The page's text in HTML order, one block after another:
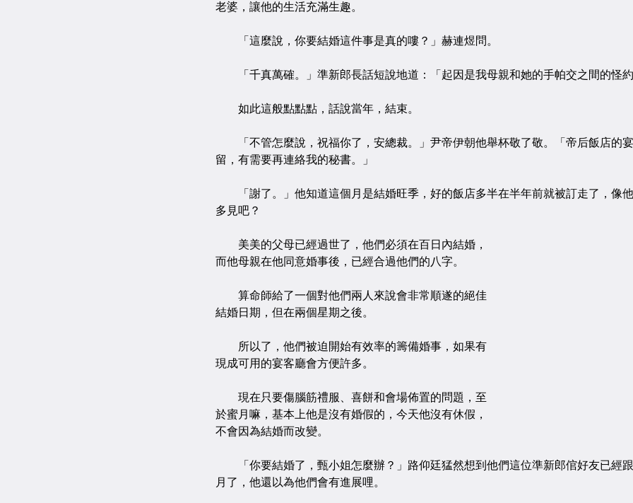
老婆，讓他的生活充滿生趣。
「這麼說，你要結婚這件事是真的嘍？」赫連煜問。
「千真萬確。」準新郎長話短說地道：「起因是我母親和她的手帕交之間的怪
如此這般點點點，話說當年，結束。
「不管怎麼說，祝福你了，安總裁。」尹帝伊朝他舉杯敬了敬。「帝后飯店的
留，有需要再連絡我的秘書。」
「謝了。」他知道這個月是結婚旺季，好的飯店多半在半年前就被訂走了，像
多見吧？
美美的父母已經過世了，他們必須在百日內結婚，
而他母親在他同意婚事後，已經合過他們的八字。
算命師給了一個對他們兩人來說會非常順遂的絕佳
結婚日期，但在兩個星期之後。
所以了，他們被迫開始有效率的籌備婚事，如果有
現成可用的宴客廳會方便許多。
現在只要傷腦筋禮服、喜餅和會場佈置的問題，至
於蜜月嘛，基本上他是沒有婚假的，今天他沒有休假，
不會因為結婚而改變。
「你要結婚了，甄小姐怎麼辦？」路仰廷猛然想到他們這位準新郎倌好友已經
月了，他還以為他們會有進展哩。